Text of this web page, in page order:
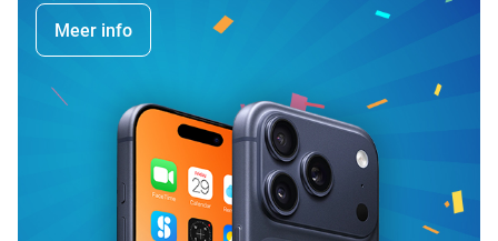
Meer info